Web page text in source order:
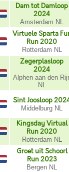
Dam tot Damloop
2024
Amsterdam NL
Virtuele Sparta
Run 2020
Rotterdam NL
Zegerplasloop
2024
Alphen aan den
NL
Sint Joosloop
Middelburg NL
Kingsday Virtual
Run 2020
Rotterdam NL
Groet uit Schoorl
Run 2023
Bergen NL